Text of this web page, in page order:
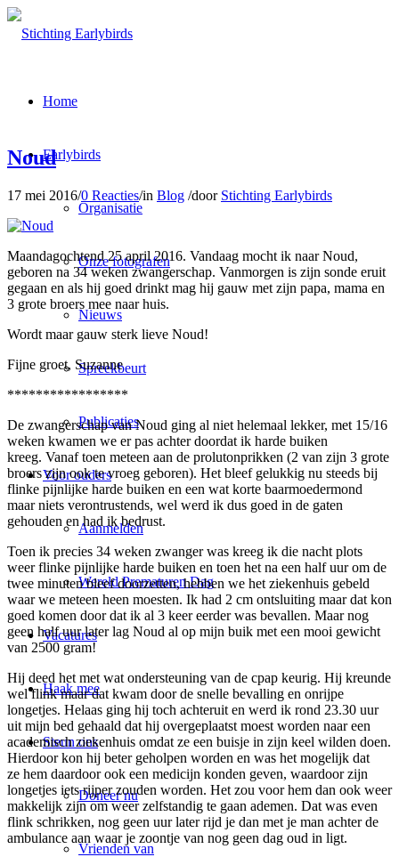
Home
Earlybirds
Organisatie
Onze fotografen
Nieuws
Spreekbeurt
Publicaties
Voor ouders
Aanmelden
Wereld Prematuren Dag
Vacatures
Haak mee
Steun ons
Doneer nu
Vrienden van
Noud
17 mei 2016/0 Reacties/in Blog /door Stichting Earlybirds
Maandagochtend 25 april 2016. Vandaag mocht ik naar Noud,
geboren na 34 weken zwangerschap. Vanmorgen is zijn sonde eruit
gegaan en als hij goed drinkt mag hij gauw met zijn papa, mama en
3 grote broers mee naar huis.
Wordt maar gauw sterk lieve Noud!
Fijne groet, Suzanne
*****************
De zwangerschap van Noud ging al niet helemaal lekker, met 15/16
weken kwamen we er pas achter doordat ik harde buiken
kreeg. Vanaf toen meteen aan de prolutonprikken (2 van zijn 3 grote
broers zijn ook te vroeg geboren). Het bleef gelukkig nu steeds bij
flinke pijnlijke harde buiken en een wat korte baarmoedermond
maar niets verontrustends, wel werd ik dus goed in de gaten
gehouden en had ik bedrust.
Toen ik precies 34 weken zwanger was kreeg ik die nacht plots
weer flinke pijnlijke harde buiken en toen het na een half uur om de
twee minuten bleef doorzetten, hebben we het ziekenhuis gebeld
waar we meteen heen moesten. Ik had 2 cm ontsluiting maar dat kon
goed komen door dat ik al 3 keer eerder was bevallen. Maar nog
geen half uur later lag Noud al op mijn buik met een mooi gewicht
van 2500 gram!
Hij deed het met wat ondersteuning van de cpap keurig. Hij kreunde
wel flink maar dat kwam door de snelle bevalling en onrijpe
longetjes. Helaas ging hij toch achteruit en werd ik rond 23.30 uur
uit mijn bed gehaald dat hij overgeplaatst moest worden naar een
academisch ziekenhuis omdat ze een buisje in zijn keel wilden doen.
Hierdoor kon hij beter geholpen worden en was het mogelijk dat
ze hem daardoor ook een medicijn konden geven, waardoor zijn
longetjes iets rijper zouden worden. Het zou voor hem dan ook weer
makkelijk zijn om weer zelfstandig te gaan ademen. Dat was even
flink schrikken, nog geen uur later rijd je dan met je man achter de
ambulance aan waar je zoontje van nog geen dag oud in ligt.